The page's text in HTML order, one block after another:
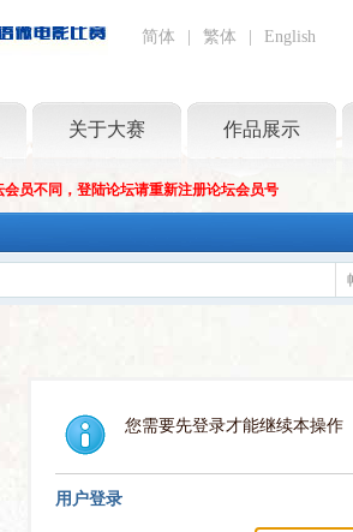
简体 繁体 English
关于大赛 作品展示
员不同，登陆论坛请重新注册论坛会员号
您需要先登录才能继续本操作
用户登录